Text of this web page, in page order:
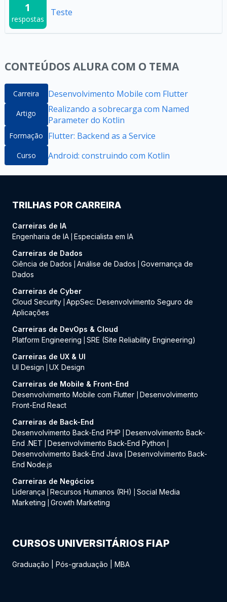
1
respostas
Teste
CONTEÚDOS ALURA COM O TEMA
Carreira Desenvolvimento Mobile com Flutter
Artigo
Realizando a sobrecarga com Named
Parameter do Kotlin
Formação Flutter: Backend as a Service
Curso Android: construindo com Kotlin
TRILHAS POR CARREIRA
Carreiras de IA
Engenharia de IA Especialista em IA
Carreiras de Dados
Ciência de Dados
Análise de Dados
Governança de
Dados
Carreiras de Cyber
Cloud Security AppSec: Desenvolvimento Seguro de
Aplicações
Carreiras de DevOps & Cloud
Platform Engineering
SRE (Site Reliability Engineering)
Carreiras de UX & UI
UI Design
UX Design
Carreiras de Mobile & Front-End
Desenvolvimento Mobile com Flutter
Desenvolvimento
Front-End React
Carreiras de Back-End
Desenvolvimento Back-End PHP
Desenvolvimento Back-
End .NET
Desenvolvimento Back-End Python
Desenvolvimento Back-End Java
Desenvolvimento Back-
End Node.js
Carreiras de Negócios
Liderança
Recursos Humanos (RH)
Social Media
Marketing
Growth Marketing
CURSOS UNIVERSITÁRIOS FIAP
Graduação Pós-graduação MBA